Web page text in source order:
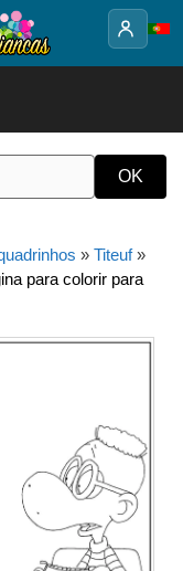
» Titeuf»
para colorir para